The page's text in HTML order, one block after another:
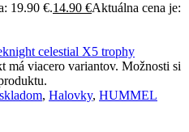
19.90 €.14.90 €Aktuálna cena je:
má viacero variantov. Možnosti si
, Halovky, HUMMEL